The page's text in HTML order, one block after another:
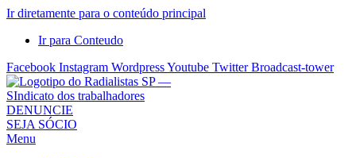
Ir diretamente para o conteúdo principal
Ir para Conteudo
Facebook Instagram WordpressYoutube Twitter Broadcast-tower
Sindicato
dos
Radialistas
DENUNCIE
SEJA SÓCIO
Menu